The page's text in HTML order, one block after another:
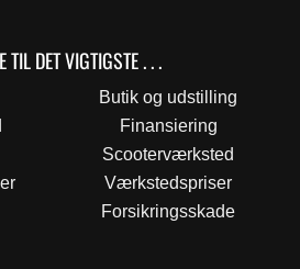
TIL DET VIGTIGSTE . . .
Butik og udstilling
Finansiering
Scooterværksted
Værkstedspriser
Forsikringsskade